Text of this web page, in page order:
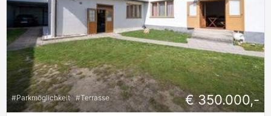
#Parkmöglichkeit #Terrasse € 350.000,-